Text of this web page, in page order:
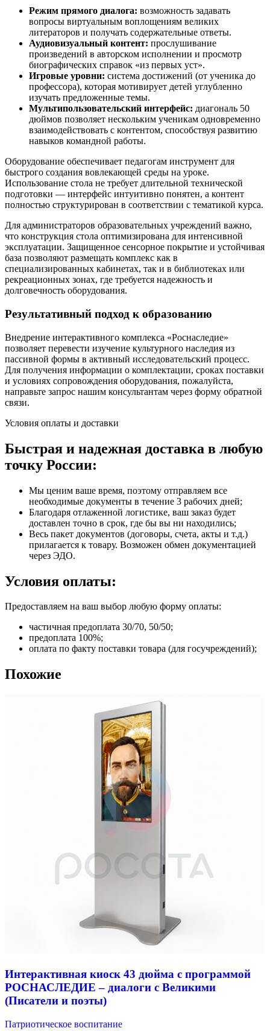
Режим прямого диалога: возможность задавать
вопросы виртуальным воплощениям великих
литераторов и получать содержательные ответы.
Аудиовизуальный контент: прослушивание
произведений в авторском исполнении и просмотр
биографических справок «из первых уст».
Игровые уровни: система достижений (от ученика до
профессора), которая мотивирует детей углубленно
изучать предложенные темы.
Мультипользовательский интерфейс: диагональ 50
дюймов позволяет нескольким ученикам одновременно
взаимодействовать с контентом, способствуя развитию
навыков командной работы.
Оборудование обеспечивает педагогам инструмент для
быстрого создания вовлекающей среды на уроке.
Использование стола не требует длительной технической
подготовки — интерфейс интуитивно понятен, а контент
полностью структурирован в соответствии с тематикой курса.
Для администраторов образовательных учреждений важно,
что конструкция стола оптимизирована для интенсивной
эксплуатации. Защищенное сенсорное покрытие и устойчивая
база позволяют размещать комплекс как в
специализированных кабинетах, так и в библиотеках или
рекреационных зонах, где требуется надежность и
долговечность оборудования.
Результативный подход к образованию
Внедрение интерактивного комплекса «Роснаследие»
позволяет перевести изучение культурного наследия из
пассивной формы в активный исследовательский процесс.
Для получения информации о комплектации, сроках поставки
и условиях сопровождения оборудования, пожалуйста,
направьте запрос нашим консультантам через форму обратной
связи.
Условия оплаты и доставки
Быстрая и надежная доставка в любую
точку России:
Мы ценим ваше время, поэтому отправляем все
необходимые документы в течение 3 рабочих дней;
Благодаря отлаженной логистике, ваш заказ будет
доставлен точно в срок, где бы вы ни находились;
Весь пакет документов (договоры, счета, акты и т.д.)
прилагается к товару. Возможен обмен документацией
через ЭДО.
Условия оплаты:
Предоставляем на ваш выбор любую форму оплаты:
частичная предоплата 30/70, 50/50;
предоплата 100%;
оплата по факту поставки товара (для госучреждений);
Похожие
Интерактивная киоск 43 дюйма с программой
РОСНАСЛЕДИЕ – диалоги с Великими
(Писатели и поэты)
Патриотическое воспитание